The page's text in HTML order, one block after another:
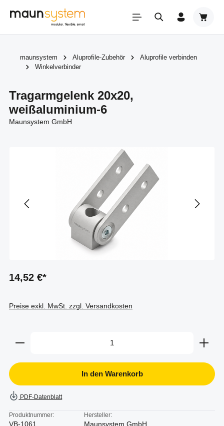
Zum Hauptinhalt springen
maunsystem Aluprofile-Zubehör
Aluprofile verbinden
Winkelverbinder
Tragarmgelenk 20x20,
weißaluminium-6
Maunsystem GmbH
14,52 €*
Preise exkl. MwSt. zzgl. Versandkosten
Produkt Anzahl: Gib den gewünschten Wert ein
In den Warenkorb
PDF-Datenblatt
Produktnummer:
VB-1061
Hersteller:
Maunsystem GmbH